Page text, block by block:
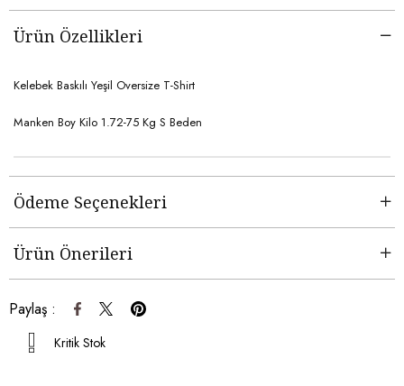
Ürün Özellikleri
Kelebek Baskılı Yeşil Oversize T-Shirt
Manken Boy Kilo 1.72-75 Kg S Beden
Ödeme Seçenekleri
Ürün Önerileri
Paylaş :
Kritik Stok